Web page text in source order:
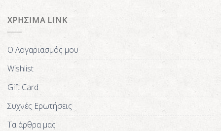
ΧΡΗΣΙΜΑ LINK
Ο Λογαριασμός μου
Wishlist
Gift Card
Συχνές Ερωτήσεις
Τα άρθρα μας